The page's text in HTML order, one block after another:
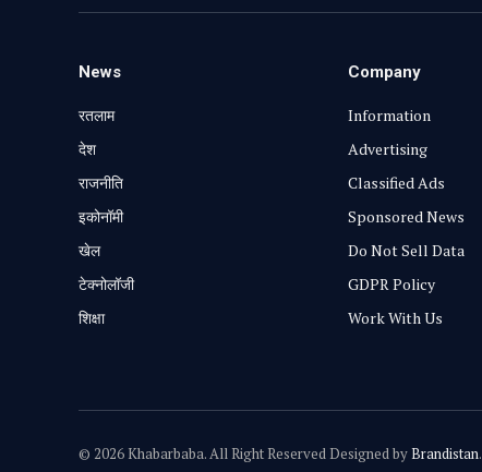
News
रतलाम
⁠देश
राजनीति
⁠इकोनॉमी
खेल
टेक्नोलॉजी
शिक्षा
Company
Information
Advertising
Classified Ads
Sponsored News
Do Not Sell Data
GDPR Policy
Work With Us
© 2026 Khabarbaba. All Right Reserved Designed byBrandistan.